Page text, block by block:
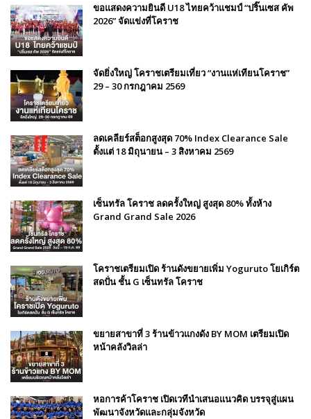
ขอแสดงความยินดี U18 ไทยคว้าแชมป์ “ปริ๊นเซส คัพ
2026” จัดแข่งที่โคราช
จัดยิ่งใหญ่ โคราชเตรียมเที่ยว “งานแห่เทียนโคราช”
29 – 30 กรกฎาคม 2569
ลดเคลียร์สต็อกสูงสุด 70% Index Clearance Sale
ตั้งแต่ 18 มิถุนายน – 3 สิงหาคม 2569
เซ็นทรัล โคราช ลดครั้งใหญ่ สูงสุด 80% ทั้งห้าง
Grand Grand Sale 2026
โคราชเตรียมเปิด ร้านดังขยายเพิ่ม Yoguruto โยเกิร์ต
สดปั่น ชั้น G เซ็นทรัล โคราช
ขยายสาขาที่ 3 ร้านข้าวแกงดัง BY MOM เตรียมเปิด
หน้าคลังวิลล่า
หอการค้าโคราช เปิดเวทีนำเสนอแนวคิด บรรจุสู่แผน
พัฒนาจังหวัดและกลุ่มจังหวัด